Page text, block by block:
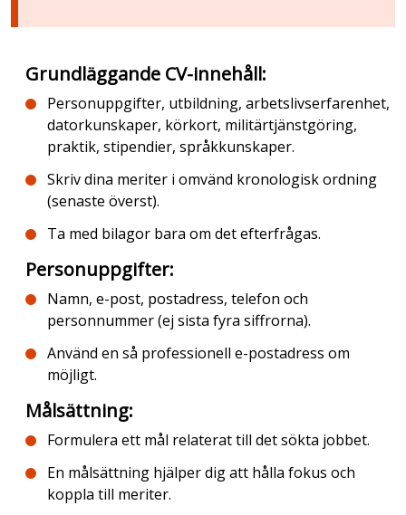
Grundläggande CV-innehåll:
Personuppgifter, utbildning, arbetslivserfarenhet,
datorkunskaper, körkort, militärtjänstgöring,
praktik, stipendier, språkkunskaper.
Skriv dina meriter i omvänd kronologisk ordning
(senaste överst).
Ta med bilagor bara om det efterfrågas.
Personuppgifter:
Namn, e-post, postadress, telefon och
personnummer (ej sista fyra siffrorna).
Använd en så professionell e-postadress om
möjligt.
Målsättning:
Formulera ett mål relaterat till det sökta jobbet.
En målsättning hjälper dig att hålla fokus och
koppla till meriter.